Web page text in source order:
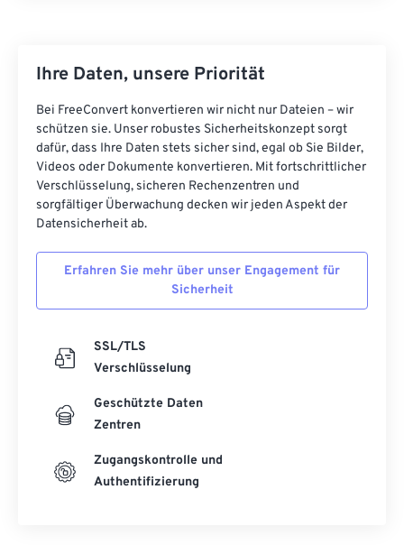
Ihre Daten, unsere Priorität
Bei FreeConvert konvertieren wir nicht nur Dateien – wir
schützen sie. Unser robustes Sicherheitskonzept sorgt
dafür, dass Ihre Daten stets sicher sind, egal ob Sie Bilder,
Videos oder Dokumente konvertieren. Mit fortschrittlicher
Verschlüsselung, sicheren Rechenzentren und
sorgfältiger Überwachung decken wir jeden Aspekt der
Datensicherheit ab.
Erfahren Sie mehr über unser Engagement für
Sicherheit
SSL/TLS
Verschlüsselung
Geschützte Daten
Zentren
Zugangskontrolle und
Authentifizierung